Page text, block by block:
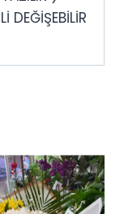
DEĞİŞEBİLİR